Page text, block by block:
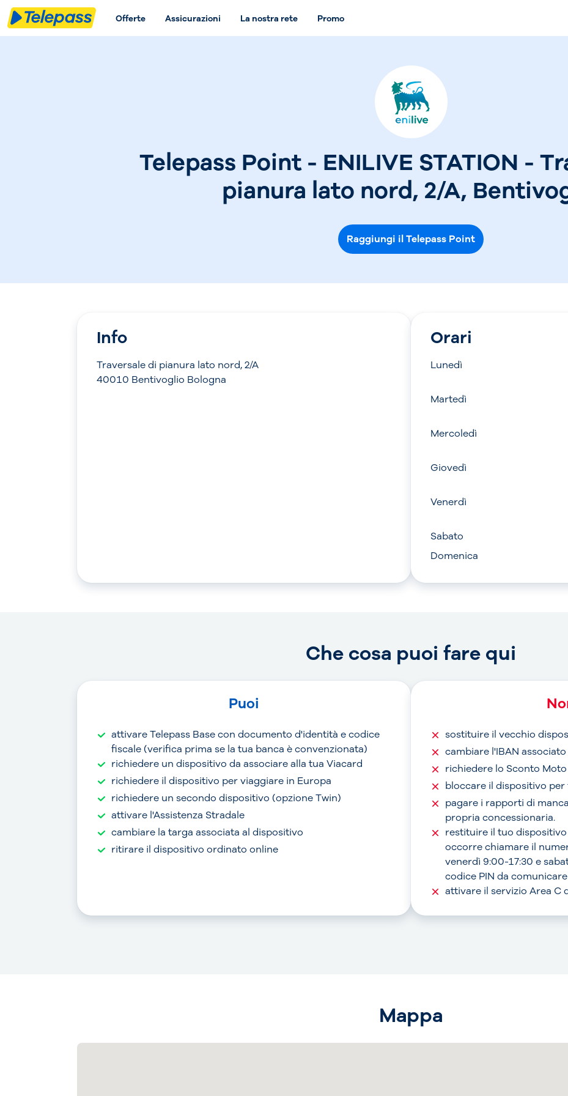
Offerte Assicurazioni La nostra rete Promo
Telepass Point - ENILIVE STATION -
pianura lato nord, 2/A,
Raggiungi il Telepass Point
Info
Traversale di pianura lato nord, 2/A
40010 Bentivoglio Bologna
Orari
Lunedì
Martedì
Mercoledì
Giovedì
Venerdì
Sabato
Domenica
Che cosa puoi fare qui
Puoi
attivare Telepass Base con documento d'identità e codice
fiscale (verifica prima se la tua banca è convenzionata)
richiedere un dispositivo da associare alla tua Viacard
richiedere il dispositivo per viaggiare in Europa
richiedere un secondo dispositivo (opzione Twin)
attivare l'Assistenza Stradale
cambiare la targa associata al dispositivo
ritirare il dispositivo ordinato online
sostituire il vecchio
cambiare l'IBAN
richiedere lo Sconto Moto
bloccare il dispositivo
pagare i rapporti di
propria concessionaria.
restituire il tuo
occorre chiamare il
venerdì 9:00-17:30 e
codice PIN da
attivare il servizio Area C
Mappa